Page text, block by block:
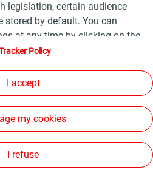
de Vente Bois
Conditions Générales d’Utilisation
- Plan du site -
TotalEnergies
non conforme
legislation, certain audience
stored by default. You can
at any time by clicking on the
By clicking on the "Accept"
only the technical cookies
correctly will be used. For
the "Personal Data and Tracker
Policy
I accept
my cookies
I refuse